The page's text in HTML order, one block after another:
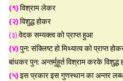
(१)विश्राम लेकर
(२)विशुद्ध होकर
(३)वेदक सम्यक्त्व को प्राप्त हुआ
(४)पुन: संक्लिष्ट हो मिथ्यात्व को प्राप्त
बांधकर पुन: अन्तर्मुहूर्त विश्राम करके
(५)इस प्रकार इस गुणस्थान का अन्तर